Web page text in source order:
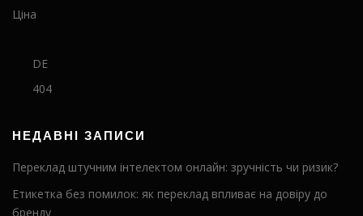
Ціна
DE
404
НЕДАВНІ ЗАПИСИ
Переклад штучним інтелектом онлайн: зручність чи ризик?
Етикетка без помилок: як переклад впливає на довіру до
бренду